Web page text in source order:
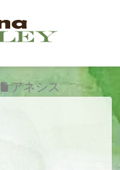
アネシス